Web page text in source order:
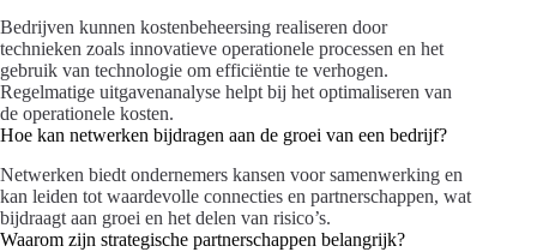
Bedrijven kunnen kostenbeheersing realiseren door
technieken zoals innovatieve operationele processen en het
gebruik van technologie om efficiëntie te verhogen.
Regelmatige uitgavenanalyse helpt bij het optimaliseren van
de operationele kosten.
Hoe kan netwerken bijdragen aan de groei van een bedrijf?
Netwerken biedt ondernemers kansen voor samenwerking en
kan leiden tot waardevolle connecties en partnerschappen, wat
bijdraagt aan groei en het delen van risico’s.
Waarom zijn strategische partnerschappen belangrijk?